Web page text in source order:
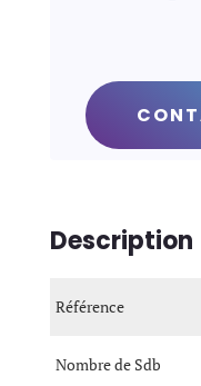
Description
Référence
Nombre de Sdb